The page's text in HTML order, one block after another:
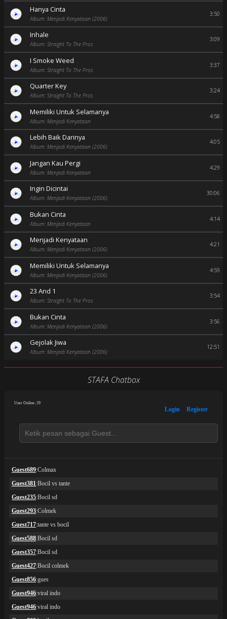
Hanya Cinta
Album: Menjadi Kenyataan (2006)
3:50
Inhale
Album: Straight To The Pros
3:09
I Smoke Weed
Album: Straight To The Pros
3:37
Quarter Key
Album: Straight To The Pros
3:24
Memiliki Untuk Selamanya
Album: Menjadi Kenyataan
4:58
Lebih Baik Darinya
Album: Menjadi Kenyataan (2006)
4:05
Jangan Kau Pergi
Album: Menjadi Kenyataan
4:29
Ingin Dicintai
Album: Menjadi Kenyataan (2006)
30:06
Bukan Cinta
Album: Menjadi Kenyataan
4:14
Menjadi Kenyataan
Album: Menjadi Kenyataan (2006)
4:21
Memiliki Untuk Selamanya
Album: Menjadi Kenyataan (2006)
4:59
23 And 1
Album: Straight To The Pros
3:54
Bukan Cinta
Album: Menjadi Kenyataan (2006)
3:56
Gejolak Jiwa
Album: Menjadi Kenyataan (2006)
12:51
STAFA Chatbox